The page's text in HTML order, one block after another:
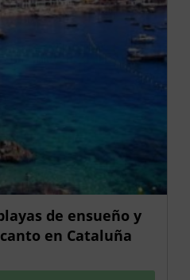
de ensueño y
en Cataluña